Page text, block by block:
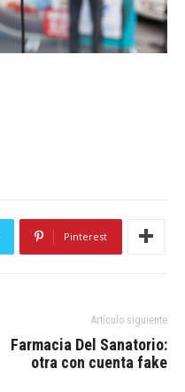
Pinterest
Artículo siguiente
Farmacia Del Sanatorio:
otra con cuenta fake